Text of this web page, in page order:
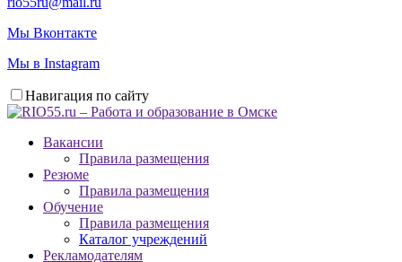
Мы Вконтакте
Мы в Instagram
Навигация по сайту
Вакансии
Правила размещения
Резюме
Правила размещения
Обучение
Правила размещения
Каталог учреждений
Рекламодателям